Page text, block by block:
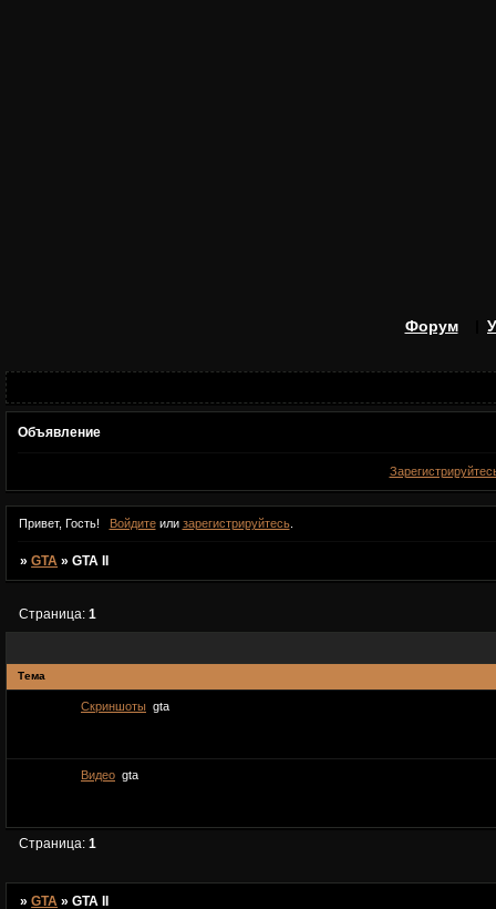
Форум
Объявление
Привет, Гость! Войдитеили зарегистрируйтесь.
»GTA »GTA II
Страница:1
Тема
Скриншоты gta
Видео gta
Страница:1
»GTA »GTA II